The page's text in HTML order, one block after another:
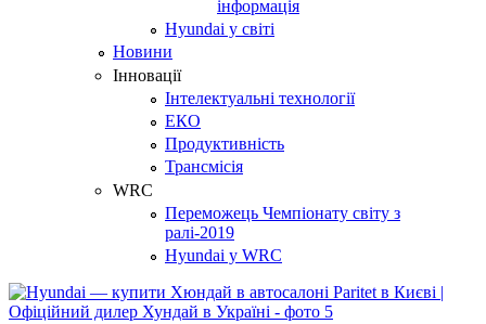
інформація
Hyundai у світі
Новини
Інновації
Інтелектуальні технології
ЕКО
Продуктивність
Трансмісія
WRC
Переможець Чемпіонату світу з
ралі-2019
Hyundai у WRC